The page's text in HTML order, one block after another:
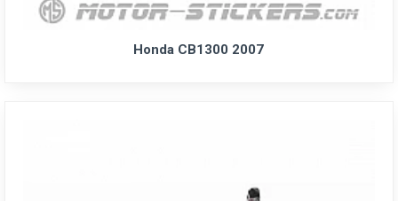
Honda CB1300 2007